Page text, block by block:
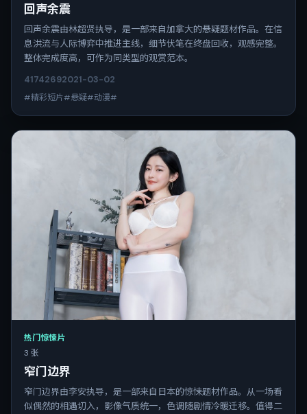
回声余震
回声余震由林超贤执导，是一部来自加拿大的悬疑题材作品。在信
息洪流与人际博弈中推进主线，细节伏笔在终盘回收，观感完整。
整体完成度高，可作为同类型的观赏范本。
41742692021-03-02
#精彩短片#悬疑#动漫#
热门惊悚片
3 张
窄门边界
窄门边界由李安执导，是一部来自日本的惊悚题材作品。从一场看
似偶然的相遇切入，影像气质统一，色调随剧情冷暖迁移。值得二